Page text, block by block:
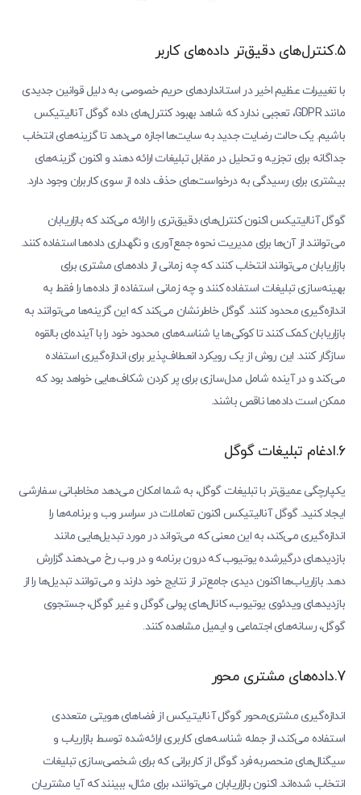
5.کنترل‌های دقیق‌تر داده‌های کاربر
با تغییرات عظیم اخیر در استانداردهای حریم خصوصی به دلیل قوانین جدیدی
مانند GDPR، تعجبی ندارد که شاهد بهبود کنترل‌های داده گوگل آنالیتیکس
باشیم. یک حالت رضایت جدید به سایت‌ها اجازه می‌دهد تا گزینه‌های انتخاب
جداگانه برای تجزیه و تحلیل در مقابل تبلیغات ارائه دهند و اکنون گزینه‌های
بیشتری برای رسیدگی به درخواست‌های حذف داده از سوی کاربران وجود دارد.
گوگل آنالیتیکس اکنون کنترل‌های دقیق‌تری را ارائه می‌کند که بازاریابان
می‌توانند از آن‌ها برای مدیریت نحوه جمع‌آوری و نگهداری داده‌ها استفاده کنند.
بازاریابان می‌توانند انتخاب کنند که چه زمانی از داده‌های مشتری برای
بهینه‌سازی تبلیغات استفاده کنند و چه زمانی استفاده از داده‌ها را فقط به
اندازه‌گیری محدود کنند. گوگل خاطرنشان می‌کند که این گزینه‌ها می‌توانند به
بازاریابان کمک کنند تا کوکی‌ها یا شناسه‌های محدود خود را با آینده‌ای بالقوه
سازگار کنند. این روش از یک رویکرد انعطاف‌پذیر برای اندازه‌گیری استفاده
می‌کند و در آینده شامل مدل‌سازی برای پر کردن شکاف‌هایی خواهد بود که
ممکن است داده‌ها ناقص باشند.
6.ادغام تبلیغات گوگل
یکپارچگی عمیق‌تر با تبلیغات گوگل، به شما امکان می‌دهد مخاطبانی سفارشی
ایجاد کنید. گوگل آنالیتیکس اکنون تعاملات در سراسر وب و برنامه‌ها را
اندازه‌گیری می‌کند، به این معنی که می‌تواند در مورد تبدیل‌هایی مانند
بازدیدهای درگیرشده یوتیوب که درون برنامه و در وب رخ می‌دهند گزارش
دهد. بازاریاب‌ها اکنون دیدی جامع‌تر از نتایج خود دارند و می‌توانند تبدیل‌ها را از
بازدیدهای ویدئوی یوتیوب، کانال‌های پولی گوگل و غیر گوگل، جستجوی
گوگل، رسانه‌های اجتماعی و ایمیل مشاهده کنند.
7.داده‌های مشتری محور
اندازه‌گیری مشتری‌محور گوگل آنالیتیکس از فضاهای هویتی متعددی
استفاده می‌کند، از جمله شناسه‌های کاربری ارائه‌شده توسط بازاریاب و
سیگنال‌های منحصربه‌فرد گوگل از کاربرانی که برای شخصی‌سازی تبلیغات
انتخاب شده‌اند. اکنون بازاریابان می‌توانند، برای مثال، ببینند که آیا مشتریان